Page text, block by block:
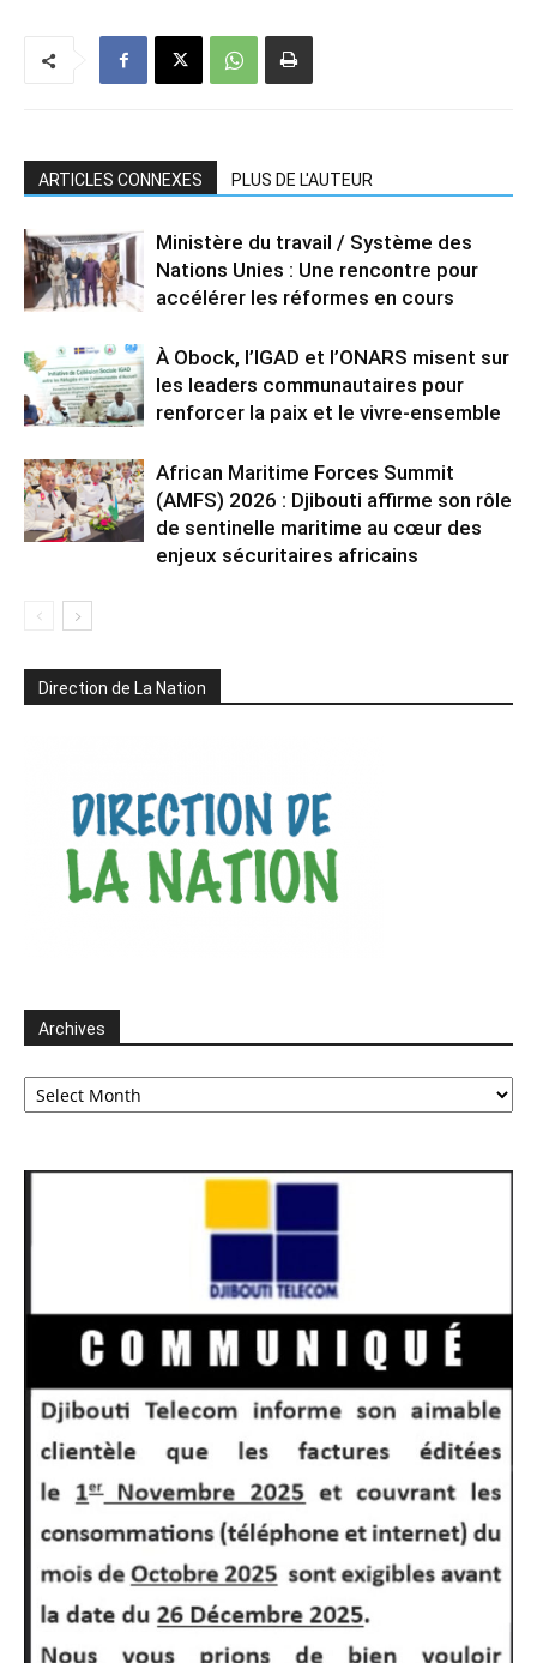
ARTICLES CONNEXES PLUS DE L'AUTEUR
Ministère du travail / Système des
Nations Unies : Une rencontre pour
accélérer les réformes en cours
À Obock, l’IGAD et l’ONARS misent sur
les leaders communautaires pour
renforcer la paix et le vivre-ensemble
African Maritime Forces Summit
(AMFS) 2026 : Djibouti affirme son rôle
de sentinelle maritime au cœur des
enjeux sécuritaires africains
Direction de La Nation
Archives
Archives